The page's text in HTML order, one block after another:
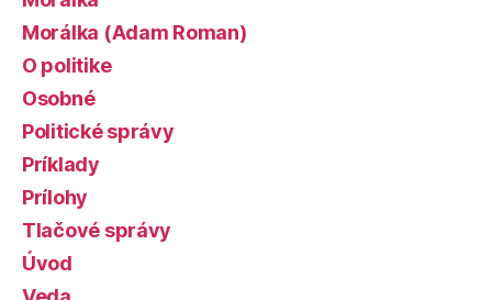
Morálka (Adam Roman)
O politike
Osobné
Politické správy
Príklady
Prílohy
Tlačové správy
Úvod